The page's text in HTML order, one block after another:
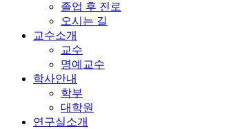
졸업 후 진로
오시는 길
교수소개
교수
명예교수
학사안내
학부
대학원
연구실소개